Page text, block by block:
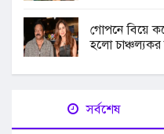
গোপনে বিয়ে
হলো
সর্বশেষ